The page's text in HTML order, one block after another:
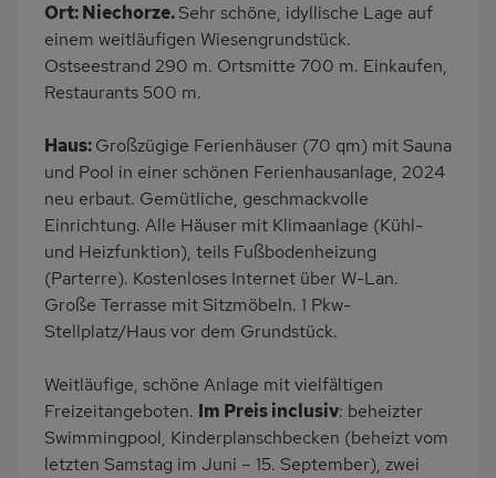
Klimaanlage
Waschmaschine
Terrasse
Kinderspielplatz
PKW-Parkplatz
Dusche
Küche
Herd (2 Platten)
Geschirrspülmaschine
Mikrowelle
Ruhige Lage
Babybett
Fahrradverleih
Nichtraucher
Wb/WC
Internet
Terrassenmöbel
Spa/Wellnesscenter
Bettwäsche inklusive
Handtücher mietbar
Kabel-TV
Ort: Niechorze.Sehr schöne, idyllische Lage auf
einem weitläufigen Wiesengrundstück.
Ostseestrand 290 m. Ortsmitte 700 m. Einkaufen,
Restaurants 500 m.
Haus:Großzügige Ferienhäuser (70 qm) mit Sauna
und Pool in einer schönen Ferienhausanlage, 2024
neu erbaut. Gemütliche, geschmackvolle
Einrichtung. Alle Häuser mit Klimaanlage (Kühl-
und Heizfunktion), teils Fußbodenheizung
(Parterre). Kostenloses Internet über W-Lan.
Große Terrasse mit Sitzmöbeln. 1 Pkw-
Stellplatz/Haus vor dem Grundstück.
Weitläufige, schöne Anlage mit vielfältigen
Freizeitangeboten. Im Preis inclusiv: beheizter
Swimmingpool, Kinderplanschbecken (beheizt vom
letzten Samstag im Juni – 15. September), zwei